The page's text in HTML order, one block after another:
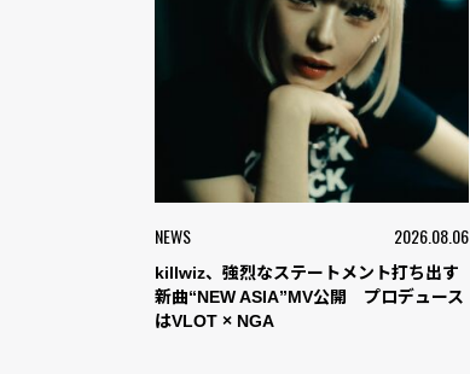
NEWS 2026.08.06
killwiz、強烈なステートメント打ち出す
新曲“NEW ASIA”MV公開 プロデュース
はVLOT × NGA